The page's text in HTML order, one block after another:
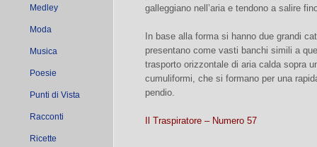
Medley
Moda
Musica
Poesie
Punti di Vista
Racconti
Ricette
galleggiano nell’aria e tendono a salire
In base alla forma si hanno due grandi
presentano come vasti banchi simili a
trasporto orizzontale di aria calda sopra
cumuliformi, che si formano per una
pendio.
Il Traspiratore – Numero 57